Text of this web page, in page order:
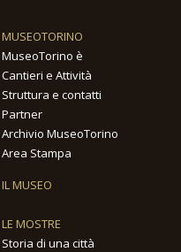
MUSEOTORINO
MuseoTorino è
Cantieri e Attività
Struttura e contatti
Partner
Archivio MuseoTorino
Area Stampa
IL MUSEO
LE MOSTRE
Storia di una città